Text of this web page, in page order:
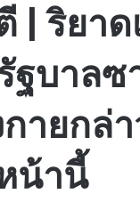
| ริยา
บาลซ
กายก
น้านี้